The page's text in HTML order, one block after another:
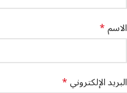
الاسم*
البريد الإلكتروني*